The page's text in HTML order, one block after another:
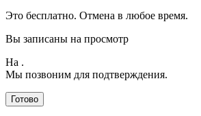
Это бесплатно. Отмена в любое время.
Вы записаны на просмотр
На .
Мы позвоним для подтверждения.
Готово